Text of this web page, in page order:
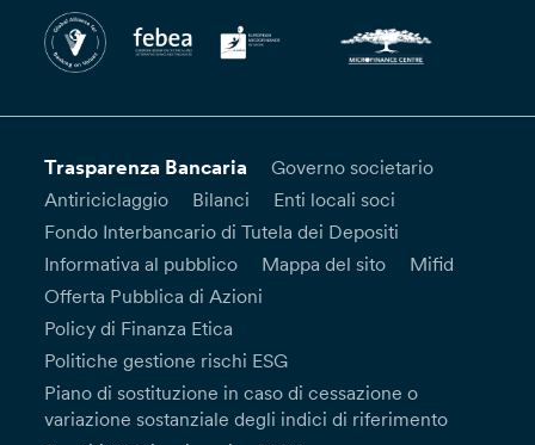
Trasparenza Bancaria
Governo societario
Antiriciclaggio
Bilanci
Enti locali soci
Fondo Interbancario di Tutela dei Depositi
Informativa al pubblico
Mappa del sito
Mifid
Offerta Pubblica di Azioni
Policy di Finanza Etica
Politiche gestione rischi ESG
Piano di sostituzione in caso di cessazione o
variazione sostanziale degli indici di riferimento